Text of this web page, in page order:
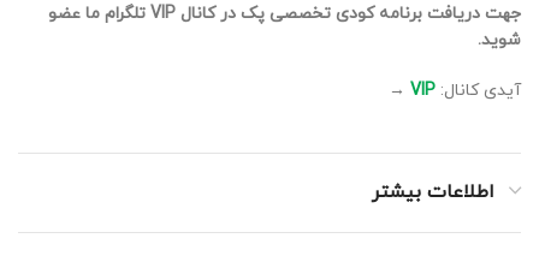
جهت دریافت برنامه کودی تخصصی پک در کانال VIP تلگرام ما عضو
شوید.
آیدی کانال: VIP
→
اطلاعات بیشتر